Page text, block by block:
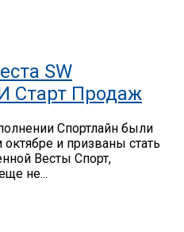
SW
Старт Продаж
Спортлайн были
и призваны стать
Весты Спорт,
не...